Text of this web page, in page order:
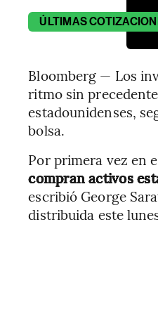
ÚLTIMAS
Bloomberg — Los
ritmo sin
estadounidenses,
bolsa.
Por primera vez en
compran activos
escribió George
distribuida este